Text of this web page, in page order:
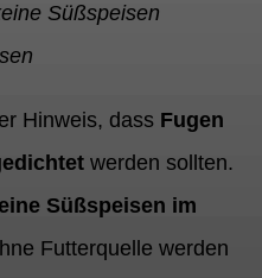
Süßspeisen
Hinweis, dass Fugen
werden sollten.
Süßspeisen im
Futterquelle werden